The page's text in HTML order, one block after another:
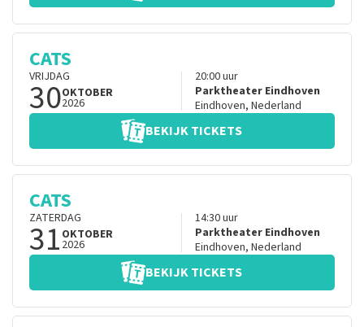
CATS
VRIJDAG
30OKTOBER
2026
20:00uur
Parktheater Eindhoven
Eindhoven, Nederland
BEKIJK TICKETS
CATS
ZATERDAG
31 OKTOBER
2026
14:30uur
Parktheater Eindhoven
Eindhoven, Nederland
BEKIJK TICKETS